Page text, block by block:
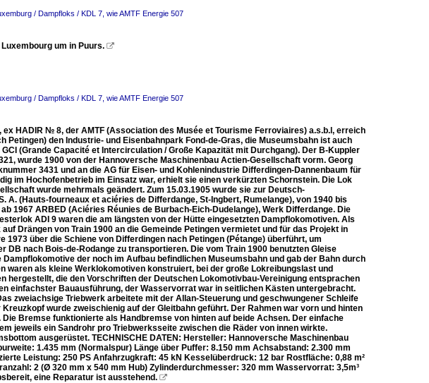
/ Dampfloks / KDL 7, wie AMTF Energie 507
um in Puurs. 
/ Dampfloks / KDL 7, wie AMTF Energie 507
HADIR № 8, der AMTF (Association des Musée et Tourisme Ferroviaires) a.s.b.l, erreich
Petingen) den Industrie- und Eisenbahnpark Fond-de-Gras, die Museumsbahn ist auch
(Grande Capacité et Intercirculation / Große Kapazität mit Durchgang). Der B-Kuppler
wurde 1900 von der Hannoversche Maschinenbau Actien-Gesellschaft vorm. Georg
3431 und an die AG für Eisen- und Kohlenindustrie Differdingen-Dannenbaum für
im Hochofenbetrieb im Einsatz war, erhielt sie einen verkürzten Schornstein. Die Lok
wurde mehrmals geändert. Zum 15.03.1905 wurde sie zur Deutsch-
A. (Hauts-fourneaux et aciéries de Differdange, St-Ingbert, Rumelange), von 1940 bis
1967 ARBED (Aciéries Réunies de Burbach-Eich-Dudelange), Werk Differdange. Die
ADI 9 waren die am längsten von der Hütte eingesetzten Dampflokomotiven. Als
Drängen von Train 1900 an die Gemeinde Petingen vermietet und für das Projekt in
1973 über die Schiene von Differdingen nach Petingen (Pétange) überführt, um
nach Bois-de-Rodange zu transportieren. Die vom Train 1900 benutzten Gleise
der noch im Aufbau befindlichen Museumsbahn und gab der Bahn durch
waren als kleine Werklokomotiven konstruiert, bei der große Lokreibungslast und
hergestellt, die den Vorschriften der Deutschen Lokomotivbau-Vereinigung entsprachen
einfachster Bauausführung, der Wasservorrat war in seitlichen Kästen untergebracht.
zweiachsige Triebwerk arbeitete mit der Allan-Steuerung und geschwungener Schleife
wurde zweischienig auf der Gleitbahn geführt. Der Rahmen war vorn und hinten
Bremse funktionierte als Handbremse von hinten auf beide Achsen. Der einfache
jeweils ein Sandrohr pro Triebwerksseite zwischen die Räder von innen wirkte.
ausgerüstet. TECHNISCHE DATEN: Hersteller: Hannoversche Maschinenbau
1.435 mm (Normalspur) Länge über Puffer: 8.150 mm Achsabstand: 2.300 mm
Leistung: 250 PS Anfahrzugkraft: 45 kN Kesselüberdruck: 12 bar Rostfläche: 0,88 m²
2 (Ø 320 mm x 540 mm Hub) Zylinderdurchmesser: 320 mm Wasservorrat: 3,5m³
eine Reparatur ist ausstehend. 